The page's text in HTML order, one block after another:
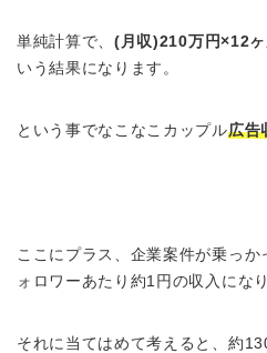
単純計算で、(月収)210万円×12
いう結果になります。
という事でなこなこカップル広告
ここにプラス、企業案件が乗っ
ォロワーあたり約1円の収入になり
それに当てはめて考えると、約